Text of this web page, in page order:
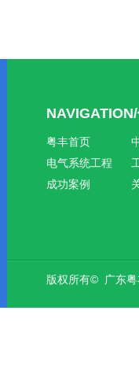
粤丰首页
电气系统工程
成功案例
版权所有© 广东